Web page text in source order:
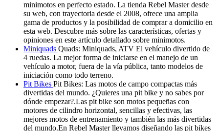
minimotos en perfecto estado. La tienda Rebel Master desde
su web, con trayectoria desde el 2008, ofrece una amplia
gama de productos y la posibilidad de comprar a domicilio en
esta web. Descubre más sobre las características, ofertas y
opiniones en este artículo detallado sobre minimotos.
Miniquads Quads: Miniquads, ATV El vehículo divertido de
4 ruedas. La mejor forma de iniciarse en el manejo de un
vehículo a motor, fuera de la vía pública, tanto modelos de
iniciación como todo terreno.
Pit Bikes Pit Bikes: Las motos de campo compactas más
divertidas del mundo. ¿Quieres una pit bike y no sabes por
dónde empezar?.Las pit bike son motos pequeñas con
motores de cilindro horizontal, sencillas y efectivas, las
mejores motos de entrenamiento y también las más divertidas
del mundo.En Rebel Master llevamos diseñando las pit bikes